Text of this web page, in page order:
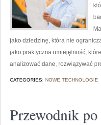
jako dziedzinę, która nie
jako praktyczna umiejętność,
analizować dane, rozwiązywać
CATEGORIES: NOWE TECHNOLOGIE
Przewodnik po